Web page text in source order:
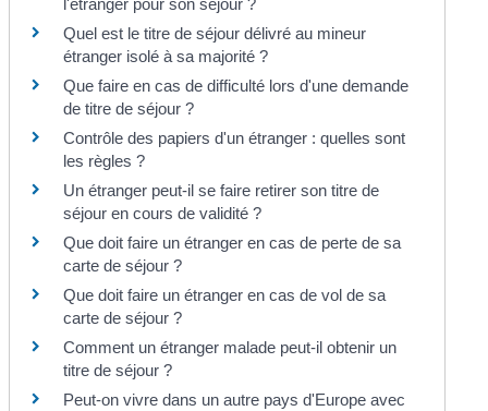
Quel est le titre de séjour délivré au mineur
étranger isolé à sa majorité ?
Que faire en cas de difficulté lors d'une demande
de titre de séjour ?
Contrôle des papiers d'un étranger : quelles sont
les règles ?
Un étranger peut-il se faire retirer son titre de
séjour en cours de validité ?
Que doit faire un étranger en cas de perte de sa
carte de séjour ?
Que doit faire un étranger en cas de vol de sa
carte de séjour ?
Comment un étranger malade peut-il obtenir un
titre de séjour ?
Peut-on vivre dans un autre pays d'Europe avec